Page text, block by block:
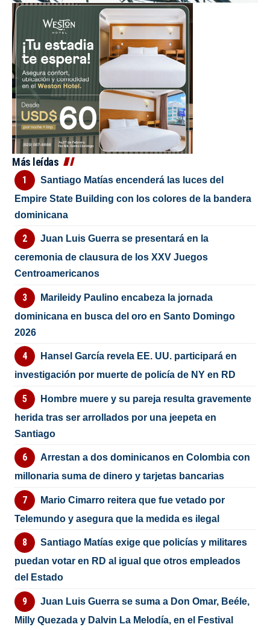
Más leídas
Santiago Matías encenderá las luces del
Empire State Building con los colores de la bandera
dominicana
Juan Luis Guerra se presentará en la
ceremonia de clausura de los XXV Juegos
Centroamericanos
Marileidy Paulino encabeza la jornada
dominicana en busca del oro en Santo Domingo
2026
Hansel García revela EE. UU. participará en
investigación por muerte de policía de NY en RD
Hombre muere y su pareja resulta gravemente
herida tras ser arrollados por una jeepeta en
Santiago
Arrestan a dos dominicanos en Colombia con
millonaria suma de dinero y tarjetas bancarias
Mario Cimarro reitera que fue vetado por
Telemundo y asegura que la medida es ilegal
Santiago Matías exige que policías y militares
puedan votar en RD al igual que otros empleados
del Estado
Juan Luis Guerra se suma a Don Omar, Beéle,
Milly Quezada y Dalvin La Melodía, en el Festival